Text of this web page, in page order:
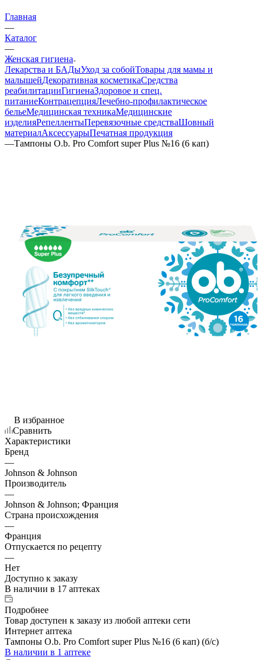
Главная
—
Каталог
—
Женская гигиена
Лекарства и БАДыУход за собойТовары для мамы и
малышейДекоративная косметикаСредства
реабилитацииГигиенаЗдоровое и спец.
питаниеКонтрацепцияЛечебно-профилактическое
бельеМедицинская техникаМедицинские
изделияРепеллентыПеревязочные средстваШовный
материалАксессуарыПечатная продукция
—Тампоны O.b. Pro Comfort super Plus №16 (6 кап)
В избранное
Сравнить
Характеристики
Бренд
—
Johnson & Johnson
Производитель
—
Johnson & Johnson; Франция
Страна происхождения
—
Франция
Отпускается по рецепту
—
Нет
Доступно к заказу
В наличии в 17 аптеках
Подробнее
Товар доступен к заказу из любой аптеки сети
Интернет аптека
Тампоны O.b. Pro Comfort super Plus №16 (6 кап) (б/с)
В наличии в 1 аптеке